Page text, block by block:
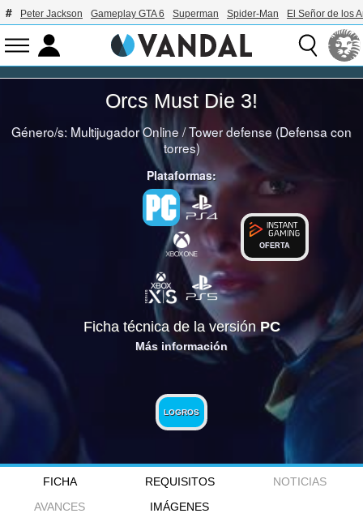
Peter Jackson Gameplay GTA 6 Superman Spider-Man El Señor de los
Orcs Must Die 3!
Género/s: Multijugador Online /Tower defense (Defensa con
torres)
Plataformas:
OFERTA
Ficha técnica de la versión PC
Más información
LOGROS
FICHA REQUISITOS
NOTICIAS
AVANCES
IMÁGENES